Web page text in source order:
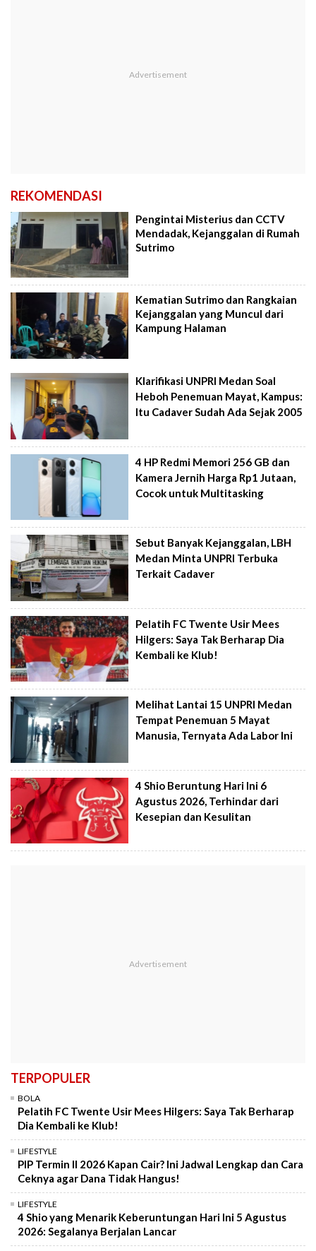
REKOMENDASI
Pengintai Misterius dan CCTV
Mendadak, Kejanggalan di Rumah
Sutrimo
Kematian Sutrimo dan Rangkaian
Kejanggalan yang Muncul dari
Kampung Halaman
Klarifikasi UNPRI Medan Soal
Heboh Penemuan Mayat, Kampus:
Itu Cadaver Sudah Ada Sejak 2005
4 HP Redmi Memori 256 GB dan
Kamera Jernih Harga Rp1 Jutaan,
Cocok untuk Multitasking
Sebut Banyak Kejanggalan, LBH
Medan Minta UNPRI Terbuka
Terkait Cadaver
Pelatih FC Twente Usir Mees
Hilgers: Saya Tak Berharap Dia
Kembali ke Klub!
Melihat Lantai 15 UNPRI Medan
Tempat Penemuan 5 Mayat
Manusia, Ternyata Ada Labor Ini
4 Shio Beruntung Hari Ini 6
Agustus 2026, Terhindar dari
Kesepian dan Kesulitan
TERPOPULER
BOLA
Pelatih FC Twente Usir Mees Hilgers: Saya Tak Berharap
Dia Kembali ke Klub!
LIFESTYLE
PIP Termin II 2026 Kapan Cair? Ini Jadwal Lengkap dan Cara
Ceknya agar Dana Tidak Hangus!
LIFESTYLE
4 Shio yang Menarik Keberuntungan Hari Ini 5 Agustus
2026: Segalanya Berjalan Lancar